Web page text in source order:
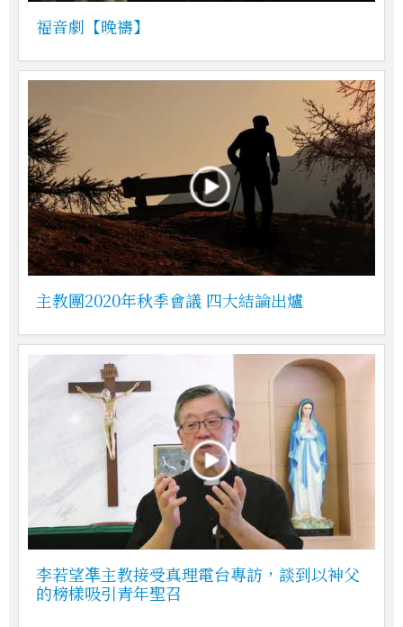
福音劇【晚禱】
主教團2020年秋季會議 四大結論出爐
李若望凖主教接受真理電台專訪，談到以神父
的榜樣吸引青年聖召